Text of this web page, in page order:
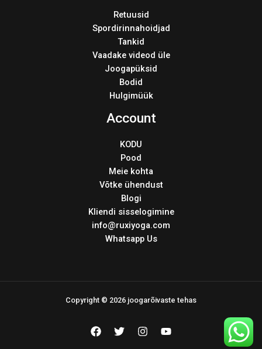
Retuusid
Spordirinnahoidjad
Tankid
Vaadake videod üle
Joogapüksid
Bodid
Hulgimüük
Account
KODU
Pood
Meie kohta
Võtke ühendust
Blogi
Kliendi sisselogimine
info@ruxiyoga.com
Whatsapp Us
Copyright © 2026 joogarõivaste tehas